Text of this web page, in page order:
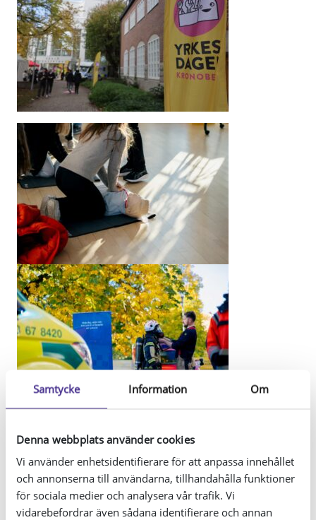
Samtycke Information Om
Denna webbplats använder cookies
Vi använder enhetsidentifierare för att anpassa innehållet
och annonserna till användarna, tillhandahålla funktioner
för sociala medier och analysera vår trafik. Vi
vidarebefordrar även sådana identifierare och annan